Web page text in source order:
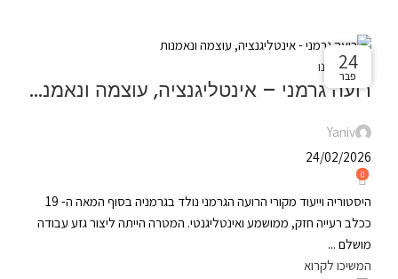
24
פבר
הבלוג שלנו
רועה גרמני – אינטליגנציה, עוצמה ונאמנות
Yaniv
24/02/2026
0
היסטוריה וייעוד מקורי הרועה הגרמני נולד בגרמניה בסוף המאה ה- 19
ככלב רעייה חזק, ממושמע ואינטליגנטי. המטרה הייתה ליצור גזע עבודה
מושלם ...
המשיכו לקרוא
24
פבר
24
פבר